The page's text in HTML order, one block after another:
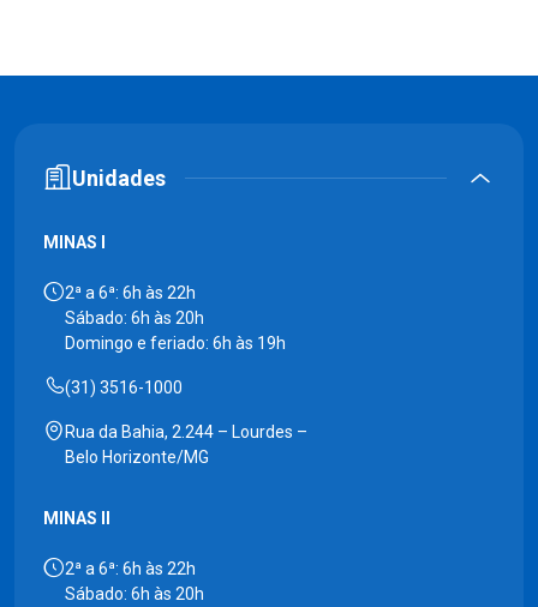
Unidades
MINAS I
2ª a 6ª: 6h às 22h
Sábado: 6h às 20h
Domingo e feriado: 6h às 19h
(31) 3516-1000
Rua da Bahia, 2.244 – Lourdes –
Belo Horizonte/MG
MINAS II
2ª a 6ª: 6h às 22h
Sábado: 6h às 20h